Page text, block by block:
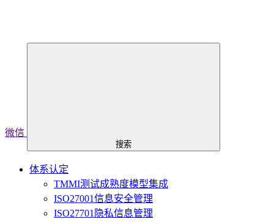
微信
搜索
体系认定
TMMI测试成熟度模型集成
ISO27001信息安全管理
ISO27701隐私信息管理